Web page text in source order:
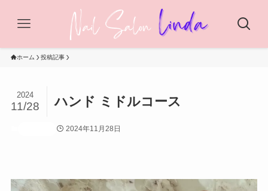
ホーム 投稿記事
ハンド ミドルコース
2024
11/28
2024年11月28日